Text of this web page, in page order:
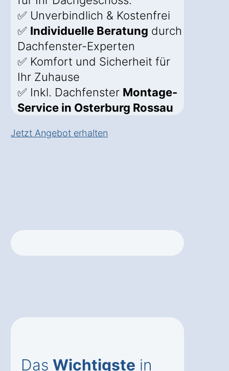
✅ Unverbindlich & Kostenfrei
✅ Individuelle Beratung durch
Dachfenster-Experten
✅ Komfort und Sicherheit für
Ihr Zuhause
✅ Inkl. Dachfenster Montage-
Service in Osterburg Rossau
Jetzt Angebot erhalten
Das Wichtigste in